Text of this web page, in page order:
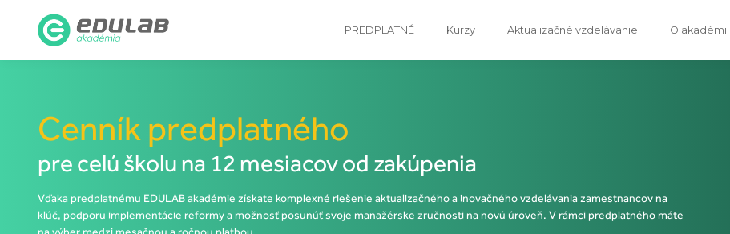
PREDPLATNÉ Kurzy Aktualizačné vzdelávanie O akadémii
Cenník predplatného
pre celú školu na 12 mesiacov od zakúpenia
Vďaka predplatnému EDULAB akadémie získate komplexné riešenie aktualizačného a inovačného vzdelávania zamestnancov na
kľúč, podporu implementácie reformy a možnosťposunúť svoje manažérske zručnosti na novú úroveň. V rámci predplatného máte